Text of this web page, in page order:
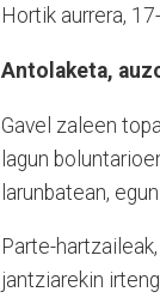
Hortik aurrera,
Antolaketa,
Gavel zaleen
lagun
larunbatean,
Parte-
jantziarekin